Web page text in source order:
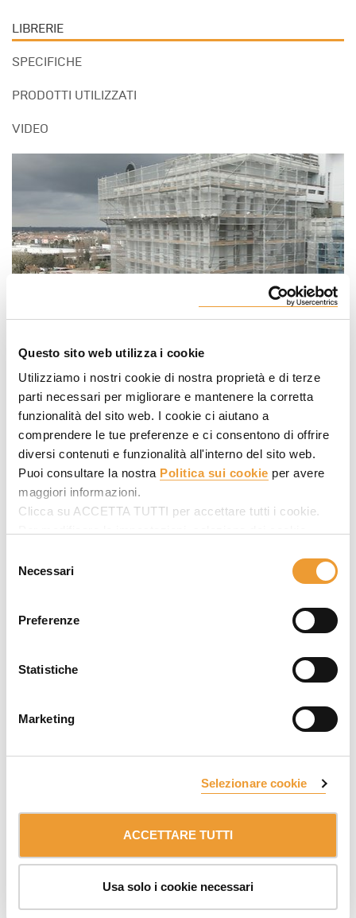
Questo sito web utilizza i cookie
Utilizziamo i nostri cookie di nostra proprietà e di terze
parti necessari per migliorare e mantenere la corretta
funzionalità del sito web. I cookie ci aiutano a
comprendere le tue preferenze e ci consentono di offrire
diversi contenuti e funzionalità all'interno del sito web.
Puoi consultare la nostra Politica sui cookie per avere
maggiori informazioni.
Clicca su ACCETTA TUTTI per accettare tutti i cookie.
ACCETTA LA SELEZIONE.
delNecessari
Preferenze
Statistiche
Marketing
Selezionare cookie
ACCETTARE TUTTI
Usa solo i cookie necessari
LIBRERIE
SPECIFICHE
PRODOTTI UTILIZZATI
VIDEO